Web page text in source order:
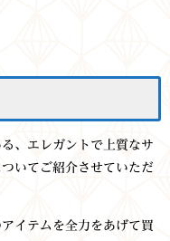
、エレガント で上質なサ
いてご紹介させていただ
イテムを全力をあげて買